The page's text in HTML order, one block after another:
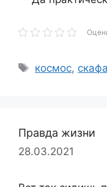
Метки
космос,
Правда жизни
28.03.2021